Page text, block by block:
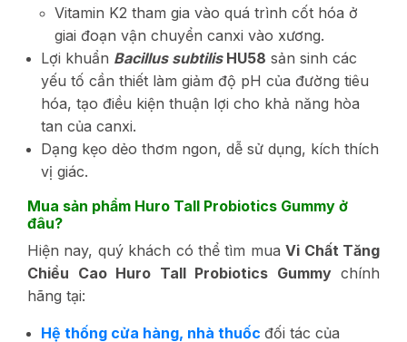
Vitamin K2 tham gia vào quá trình cốt hóa ở
giai đoạn vận chuyển canxi vào xương.
Lợi khuẩn Bacillus subtilisHU58 sản sinh các
yếu tố cần thiết làm giảm độ pH của đường tiêu
hóa, tạo điều kiện thuận lợi cho khả năng hòa
tan của canxi.
Dạng kẹo dẻo thơm ngon, dễ sử dụng, kích thích
vị giác.
Mua sản phẩm Huro Tall Probiotics Gummy ở
đâu?
Hiện nay, quý khách có thể tìm muaVi Chất Tăng
Chiều Cao Huro Tall Probiotics Gummychính
hãng tại:
Hệ thống cửa hàng, nhà thuốc đối tác của